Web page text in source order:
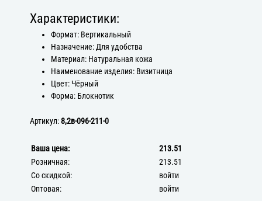
Характеристики:
Формат: Вертикальный
Назначение: Для удобства
Материал: Натуральная кожа
Наименование изделия: Визитница
Цвет: Чёрный
Форма: Блокнотик
Артикул:8,2в-096-211-0
Ваша цена:
213.51
Розничная:
213.51
Со скидкой:
войти
Оптовая:
войти